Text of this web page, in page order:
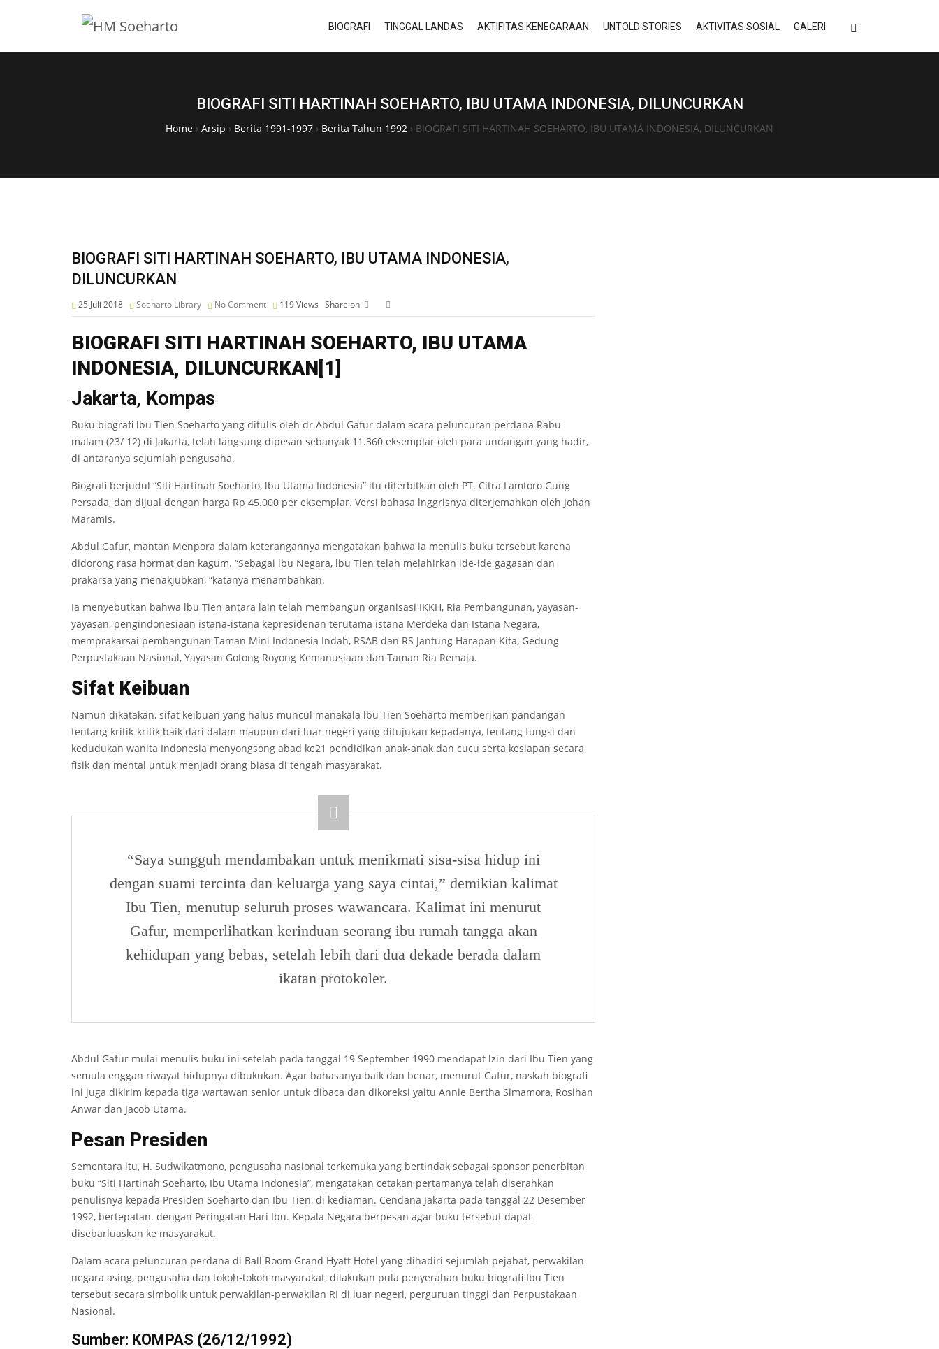
BIOGRAFI TINGGAL LANDAS AKTIFITAS KENEGARAAN UNTOLD STORIES AKTIVITAS SOSIAL GALERI
BIOGRAFI SITI HARTINAH SOEHARTO, IBU UTAMA INDONESIA, DILUNCURKAN
Home › Arsip › Berita 1991-1997 › Berita Tahun 1992 › BIOGRAFI SITI HARTINAH SOEHARTO, IBU UTAMA INDONESIA, DILUNCURKAN
BIOGRAFI SITI HARTINAH SOEHARTO, IBU UTAMA INDONESIA,
DILUNCURKAN
25 Juli 2018 Soeharto Library No Comment 119Views Share on
BIOGRAFI SITI HARTINAH SOEHARTO, IBU UTAMA
INDONESIA, DILUNCURKAN[1]
Jakarta, Kompas
Buku biografi lbu Tien Soeharto yang ditulis oleh dr Abdul Gafur dalam acara peluncuran perdana Rabu
malam (23/ 12) di Jakarta, telah langsung dipesan sebanyak 11.360 eksemplar oleh para undangan yang hadir,
di antaranya sejumlah pengusaha.
Biografi berjudul “Siti Hartinah Soeharto, lbu Utama Indonesia” itu diterbitkan oleh PT. Citra Lamtoro Gung
Persada, dan dijual dengan harga Rp 45.000 per eksemplar. Versi bahasa lnggrisnya diterjemahkan oleh Johan
Maramis.
Abdul Gafur, mantan Menpora dalam keterangannya mengatakan bahwa ia menulis buku tersebut karena
didorong rasa hormat dan kagum. “Sebagai lbu Negara, lbu Tien telah melahirkan ide-ide gagasan dan
prakarsa yang menakjubkan, “katanya menambahkan.
Ia menyebutkan bahwa lbu Tien antara lain telah membangun organisasi IKKH, Ria Pembangunan, yayasan-
yayasan, pengindonesiaan istana-istana kepresidenan terutama istana Merdeka dan Istana Negara,
memprakarsai pembangunan Taman Mini Indonesia Indah, RSAB dan RS Jantung Harapan Kita, Gedung
Perpustakaan Nasional, Yayasan Gotong Royong Kemanusiaan dan Taman Ria Remaja.
Sifat Keibuan
Namun dikatakan, sifat keibuan yang halus muncul manakala lbu Tien Soeharto memberikan pandangan
tentang kritik-kritik baik dari dalam maupun dari luar negeri yang ditujukan kepadanya, tentang fungsi dan
kedudukan wanita Indonesia menyongsong abad ke21 pendidikan anak-anak dan cucu serta kesiapan secara
fisik dan mental untuk menjadi orang biasa di tengah masyarakat.
“Saya sungguh mendambakan untuk menikmati sisa-sisa hidup ini
dengan suami tercinta dan keluarga yang saya cintai,” demikian kalimat
Ibu Tien, menutup seluruh proses wawancara. Kalimat ini menurut
Gafur, memperlihatkan kerinduan seorang ibu rumah tangga akan
kehidupan yang bebas, setelah lebih dari dua dekade berada dalam
ikatan protokoler.
Abdul Gafur mulai menulis buku ini setelah pada tanggal 19 September 1990 mendapat lzin dari Ibu Tien yang
semula enggan riwayat hidupnya dibukukan. Agar bahasanya baik dan benar, menurut Gafur, naskah biografi
ini juga dikirim kepada tiga wartawan senior untuk dibaca dan dikoreksi yaitu Annie Bertha Simamora, Rosihan
Anwar dan Jacob Utama.
Pesan Presiden
Sementara itu, H. Sudwikatmono, pengusaha nasional terkemuka yang bertindak sebagai sponsor penerbitan
buku “Siti Hartinah Soeharto, Ibu Utama Indonesia”, mengatakan cetakan pertamanya telah diserahkan
penulisnya kepada Presiden Soeharto dan Ibu Tien, di kediaman. Cendana Jakarta pada tanggal 22 Desember
1992, bertepatan. dengan Peringatan Hari Ibu. Kepala Negara berpesan agar buku tersebut dapat
disebarluaskan ke masyarakat.
Dalam acara peluncuran perdana di Ball Room Grand Hyatt Hotel yang dihadiri sejumlah pejabat, perwakilan
negara asing, pengusaha dan tokoh-tokoh masyarakat, dilakukan pula penyerahan buku biografi Ibu Tien
tersebut secara simbolik untuk perwakilan-perwakilan RI di luar negeri, perguruan tinggi dan Perpustakaan
Nasional.
Sumber: KOMPAS (26/12/1992)